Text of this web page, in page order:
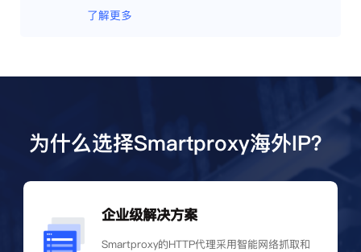
了解更多
为什么选择Smartproxy海外IP？
企业级解决方案
Smartproxy的HTTP代理采用智能网络抓取和